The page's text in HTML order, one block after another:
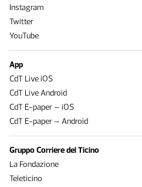
Instagram
Twitter
YouTube
App
CdT Live iOS
CdT Live Android
CdT E-paper – iOS
CdT E-paper – Android
Gruppo Corriere del Ticino
La Fondazione
Teleticino